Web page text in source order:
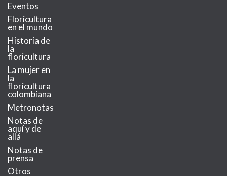
Eventos
Floricultura
en el mundo
Historia de
la
floricultura
La mujer en
la
floricultura
colombiana
Metronotas
Notas de
aquí y de
allá
Notas de
prensa
Otros